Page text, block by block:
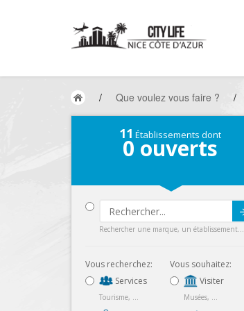
/ Que voulez vous faire ? /
11 Établissements dont
0 ouverts
Rechercher une marque, un établissement...
Vous recherchez:
Services
Tourisme, ...
Vous souhaitez:
Visiter
Musées, ...